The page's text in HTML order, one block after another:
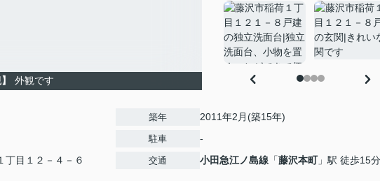
外観です
丁目１２－４－６
築年 2011年2月(築15年)
駐車 -
交通 小田急江ノ島線 「藤沢本町」駅 徒歩15分